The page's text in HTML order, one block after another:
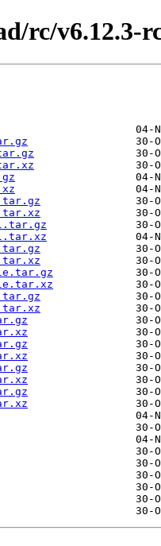
rc/v6.12.3-